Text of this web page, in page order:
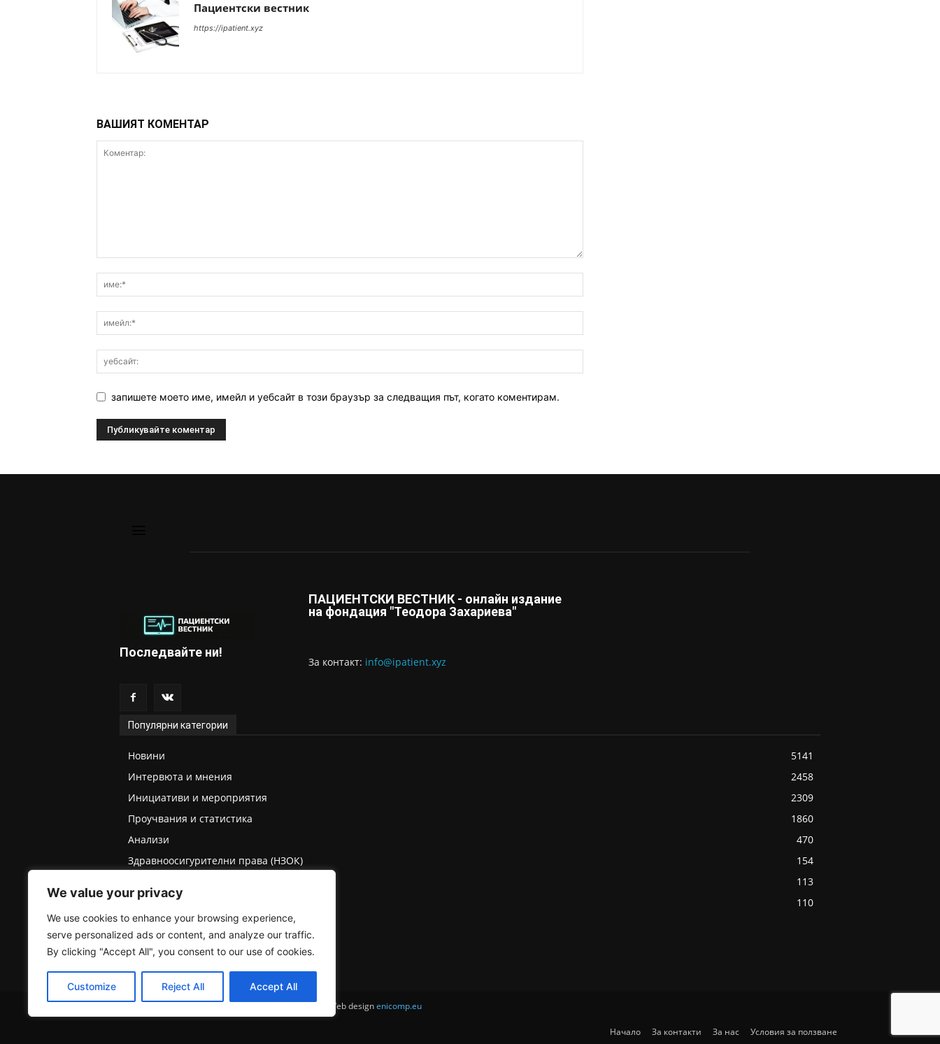
We value your privacy
We use cookies to enhance your browsing experience,
serve personalized ads or content, and analyze our traffic.
By clicking "Accept All", you consent to our use of cookies.
Customize Reject All Accept All
Пациентски вестник
https://ipatient.xyz
ВАШИЯТ КОМЕНТАР
запишете моето име, имейл и уебсайт в този браузър за следващия път, когато коментирам.
Последвайте ни!
ПАЦИЕНТСКИ ВЕСТНИК - онлайн издание
на фондация "Теодора Захариева"
За контaкт: info@ipatient.xyz
Популярни категории
Новини
5141
Интервюта и мнения
2458
Инициативи и мероприятия
2309
Проучвания и статистика
1860
Анализи
470
Здравноосигурителни права (НЗОК)
154
113
Медицинска експертиза (ТЕЛК/НЕЛК)
110
2025 © Пациентски вестник. Всички права запазени . Web designenicomp.eu
Начало За контакти За нас Условия за ползване